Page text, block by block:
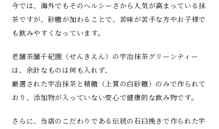
今では、海外でもそのヘルシーさから人気が高まっている抹
茶ですが、砂糖が加わることで、苦味が苦手な方やお子様で
も飲みやすくなっています。
老舗茶舗千紀園（せんきえん）の宇治抹茶グリーンティー
は、余計なものは何も入れず、
厳選された宇治抹茶と精糖（上質の白砂糖）のみで作られて
おり、添加物が入っていない安心で健康的な飲み物です。
さらに、当店のこだわりである伝統の石臼挽きで作られた宇